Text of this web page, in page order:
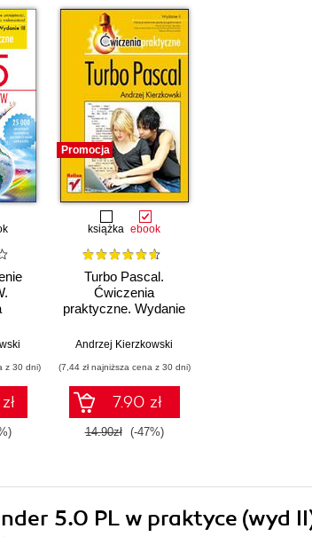
z 30 dni)
Promocja
książka ebook
Turbo Pascal.
Ćwiczenia
praktyczne. Wydanie
Andrzej Kierzkowski
(7,44 zł najniższa cena z 30 dni)
7.90 zł
14.90zł (-47%)
5.0 PL w praktyce (wyd